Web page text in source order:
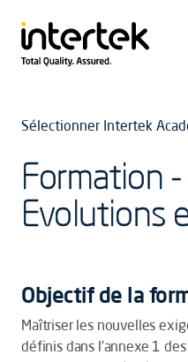
Sélectionner Intertek
Formation
Evolutions
Objectif de la
Maîtriser les nouvelles
définis dans l’annexe 1